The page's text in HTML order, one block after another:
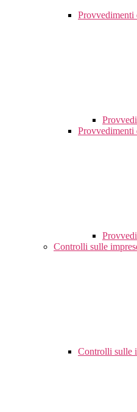
Provvedimenti
Controlli sulle
Controlli sulle